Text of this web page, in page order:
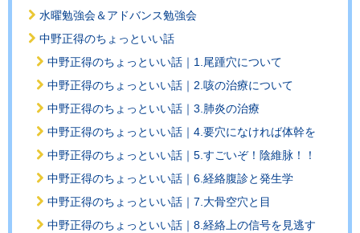
水曜勉強会＆アドバンス勉強会
中野正得のちょっといい話
中野正得のちょっといい話｜1.尾踵穴について
中野正得のちょっといい話｜2.咳の治療について
中野正得のちょっといい話｜3.肺炎の治療
中野正得のちょっといい話｜4.要穴になければ体幹を
中野正得のちょっといい話｜5.すごいぞ！陰維脉！！
中野正得のちょっといい話｜6.経絡腹診と発生学
中野正得のちょっといい話｜7.大骨空穴と目
中野正得のちょっといい話｜8.経絡上の信号を見逃す